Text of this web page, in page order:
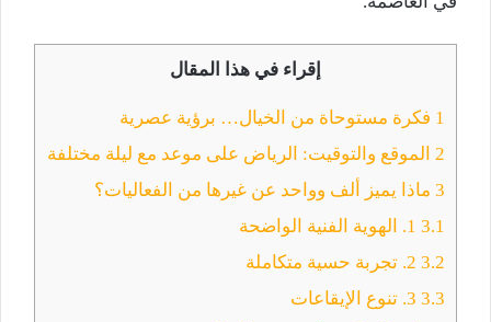
إقراء في هذا المقال
1 فكرة مستوحاة من الخيال… برؤية عصرية
2 الموقع والتوقيت: الرياض على موعد مع ليلة مختلفة
3 ماذا يميز ألف وواحد عن غيرها من الفعاليات؟
3.1
3.2
3.3